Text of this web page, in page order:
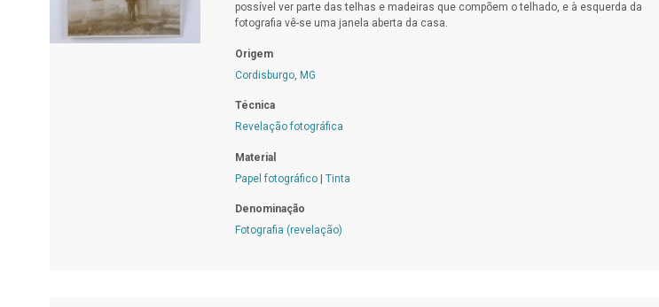
possível ver parte das telhas e madeiras que compõem o telhado, e à esquerda da
fotografia vê-se uma janela aberta da casa.
Origem
Cordisburgo, MG
Técnica
Revelação fotográfica
Material
Papel fotográfico | Tinta
Denominação
Fotografia (revelação)